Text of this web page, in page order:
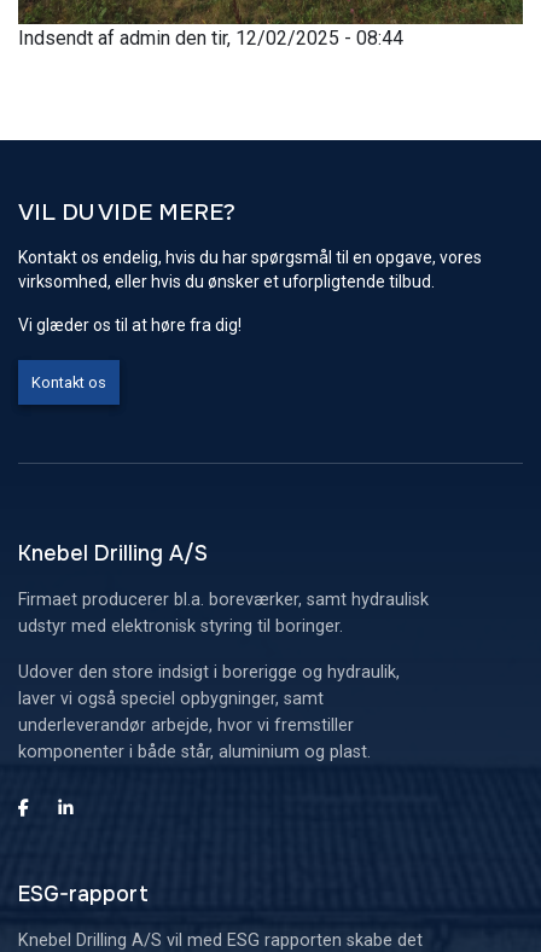
Indsendt af admin den tir, 12/02/2025 - 08:44
VIL DU VIDE MERE?
Kontakt os endelig, hvis du har spørgsmål til en opgave, vores
virksomhed, eller hvis du ønsker et uforpligtende tilbud.
Vi glæder os til at høre fra dig!
Kontakt os
Knebel Drilling A/S
Firmaet producerer bl.a. boreværker, samt hydraulisk
udstyr med elektronisk styring til boringer.
Udover den store indsigt i borerigge og hydraulik,
laver vi også speciel opbygninger, samt
underleverandør arbejde, hvor vi fremstiller
komponenter i både står, aluminium og plast.
ESG-rapport
Knebel Drilling A/S vil med ESG rapporten skabe det